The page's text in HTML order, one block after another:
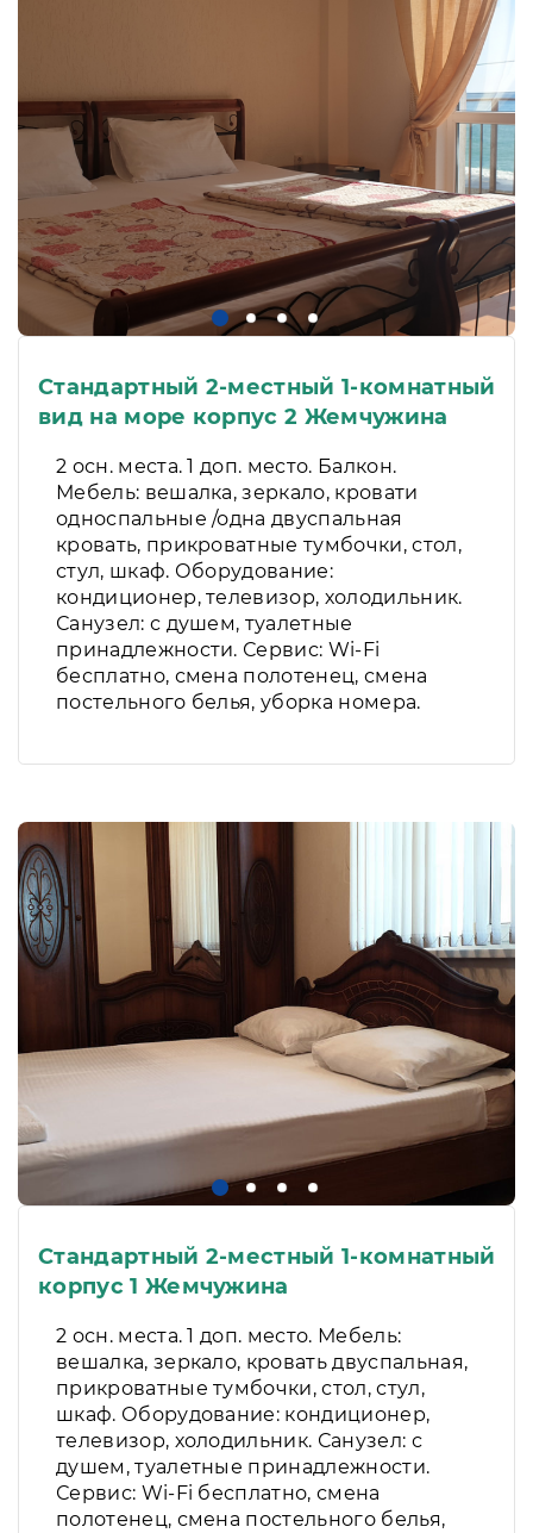
Стандартный 2-местный 1-комнатный
вид на море корпус 2 Жемчужина
2 осн. места. 1 доп. место. Балкон.
Мебель: вешалка, зеркало, кровати
односпальные /одна двуспальная
кровать, прикроватные тумбочки, стол,
стул, шкаф. Оборудование:
кондиционер, телевизор, холодильник.
Санузел: с душем, туалетные
принадлежности. Сервис: Wi-Fi
бесплатно, смена полотенец, смена
постельного белья, уборка номера.
Стандартный 2-местный 1-комнатный
корпус 1 Жемчужина
2 осн. места. 1 доп. место. Мебель:
вешалка, зеркало, кровать двуспальная,
прикроватные тумбочки, стол, стул,
шкаф. Оборудование: кондиционер,
телевизор, холодильник. Санузел: с
душем, туалетные принадлежности.
Сервис: Wi-Fi бесплатно, смена
полотенец, смена постельного белья,